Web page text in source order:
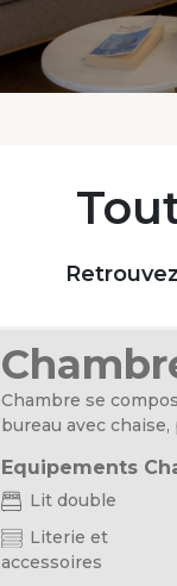
Chambre se
bureau avec
Equipements
Lit double
Literie et
accessoires